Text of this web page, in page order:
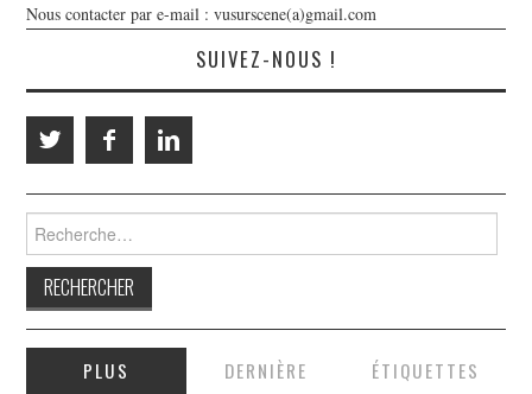
Nous contacter par e-mail : vusurscene(a)gmail.com
SUIVEZ-NOUS !
PLUS
DERNIÈRE
ÉTIQUETTES